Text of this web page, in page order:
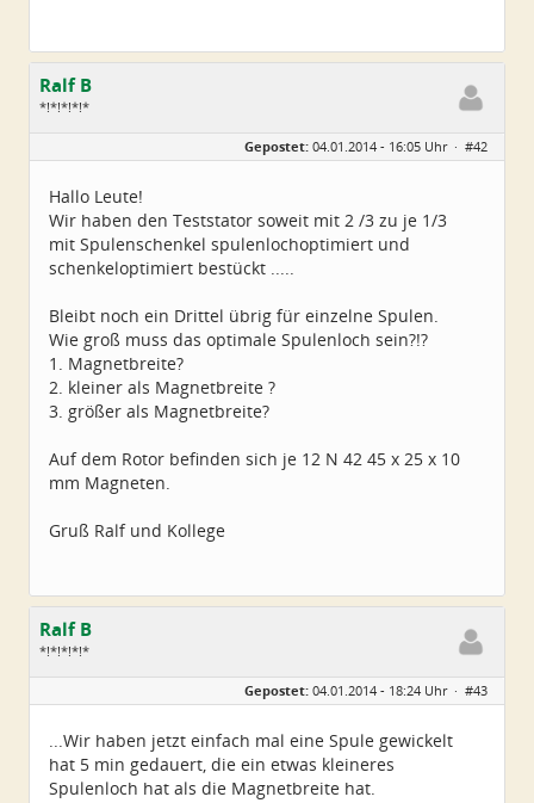
Ralf B
*!*!*!*!*
Beiträge:
659
Gepostet: 04.01.2014 - 16:05 Uhr · #42
Hallo Leute!
Wir haben den Teststator soweit mit 2 /3 zu je 1/3
mit Spulenschenkel spulenlochoptimiert und
schenkeloptimiert bestückt .....
Bleibt noch ein Drittel übrig für einzelne Spulen.
Wie groß muss das optimale Spulenloch sein?!?
1. Magnetbreite?
2. kleiner als Magnetbreite ?
3. größer als Magnetbreite?
Auf dem Rotor befinden sich je 12 N 42 45 x 25 x 10
mm Magneten.
Gruß Ralf und Kollege
Ralf B
*!*!*!*!*
Geschlecht:
keine Angabe
Beiträge:
659
Gepostet: 04.01.2014 - 18:24 Uhr · #43
...Wir haben jetzt einfach mal eine Spule gewickelt
hat 5 min gedauert, die ein etwas kleineres
Spulenloch hat als die Magnetbreite hat.